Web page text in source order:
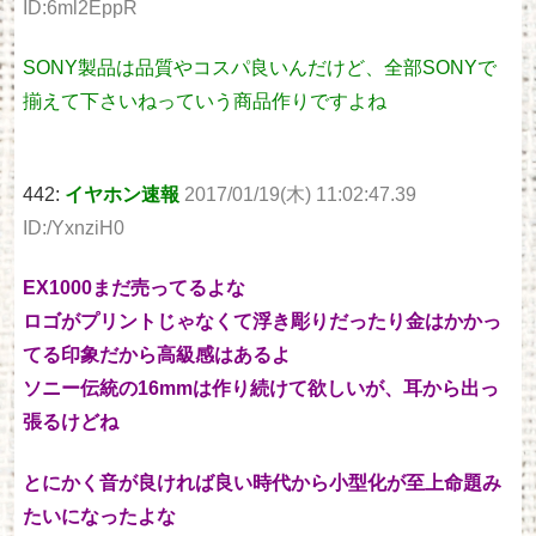
ID:6ml2EppR
SONY製品は品質やコスパ良いんだけど、全部SONYで
揃えて下さいねっていう商品作りですよね
442: イヤホン速報 2017/01/19(木) 11:02:47.39
ID:/YxnziH0
EX1000まだ売ってるよな
ロゴがプリントじゃなくて浮き彫りだったり金はかかっ
てる印象だから高級感はあるよ
ソニー伝統の16mmは作り続けて欲しいが、耳から出っ
張るけどね
とにかく音が良ければ良い時代から小型化が至上命題み
たいになったよな